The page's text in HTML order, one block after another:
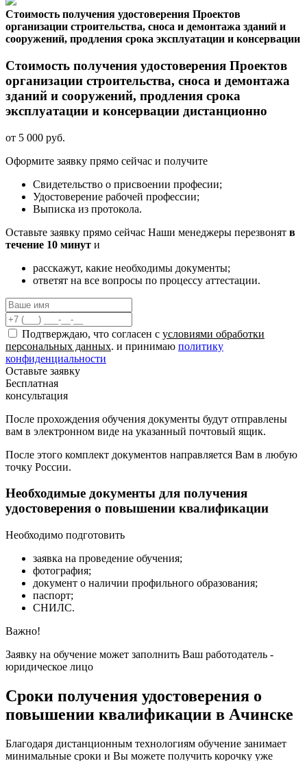
Стоимость получения удостоверения Проектов
организации строительства, сноса и демонтажа зданий и
сооружений, продления срока эксплуатации и консервации
Стоимость получения удостоверения Проектов
организации строительства, сноса и демонтажа
зданий и сооружений, продления срока
эксплуатации и консервации дистанционно
от 5 000 руб.
Оформите заявку прямо сейчас и получите
Свидетельство о присвоении професии;
Удостоверение рабочей профессии;
Выписка из протокола.
Оставьте заявку прямо сейчас Наши менеджеры перезвонят в
течение 10 минут и
расскажут, какие необходимы документы;
ответят на все вопросы по процессу аттестации.
Подтверждаю, что согласен с условиями обработки
персональных данных. и принимаю политику
конфиденциальности
Оставьте заявку
Бесплатная
консультация
После прохождения обучения документы будут отправлены
вам в электронном виде на указанный почтовый ящик.
После этого комплект документов направляется Вам в любую
точку России.
Необходимые документы для получения
удостоверения о повышении квалификации
Необходимо подготовить
заявка на проведение обучения;
фотография;
документ о наличии профильного образования;
паспорт;
СНИЛС.
Важно!
Заявку на обучение может заполнить Ваш работодатель -
юридическое лицо
Сроки получения удостоверения о
повышении квалификации в Ачинске
Благодаря дистанционным технологиям обучение занимает
минимальные сроки и Вы можете получить корочку уже